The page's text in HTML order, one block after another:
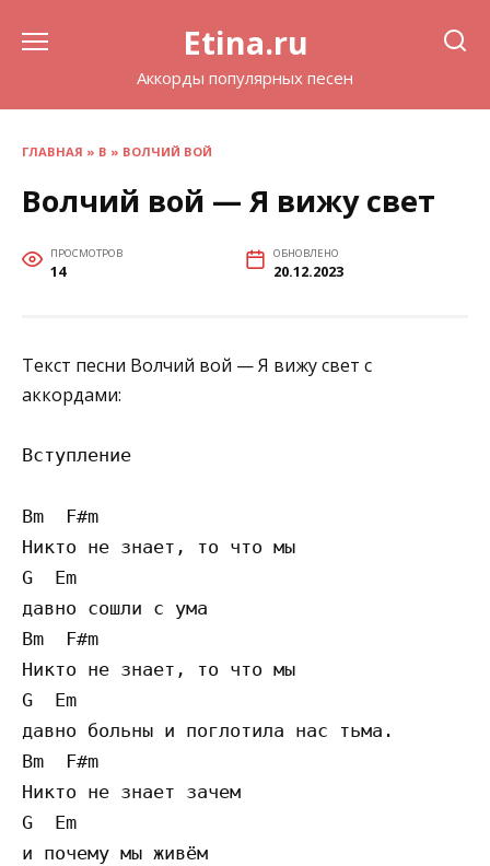
Etina.ru
Аккорды популярных песен
ГЛАВНАЯ » В » ВОЛЧИЙ ВОЙ
Волчий вой — Я вижу свет
ПРОСМОТРОВ
14
ОБНОВЛЕНО
20.12.2023
Текст песни Волчий вой — Я вижу свет с
аккордами:
Вступление
Bm  F#m
Никто не знает, то что мы
G  Em
давно сошли с ума
Bm  F#m
Никто не знает, то что мы
G  Em
давно больны и поглотила нас тьма.
Bm  F#m
Никто не знает зачем
G  Em
и почему мы живём